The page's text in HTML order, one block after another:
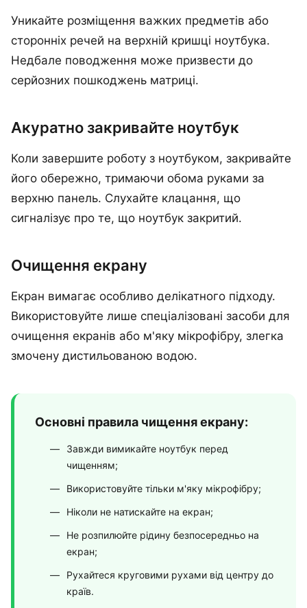
Уникайте розміщення важких предметів або
сторонніх речей на верхній кришці ноутбука.
Недбале поводження може призвести до
серйозних пошкоджень матриці.
Акуратно закривайте ноутбук
Коли завершите роботу з ноутбуком, закривайте
його обережно, тримаючи обома руками за
верхню панель. Слухайте клацання, що
сигналізує про те, що ноутбук закритий.
Очищення екрану
Екран вимагає особливо делікатного підходу.
Використовуйте лише спеціалізовані засоби для
очищення екранів або м'яку мікрофібру, злегка
змочену дистильованою водою.
Основні правила чищення екрану:
Завжди вимикайте ноутбук перед
чищенням;
Використовуйте тільки м'яку мікрофібру;
Ніколи не натискайте на екран;
Не розпилюйте рідину безпосередньо на
екран;
Рухайтеся круговими рухами від центру до
країв.